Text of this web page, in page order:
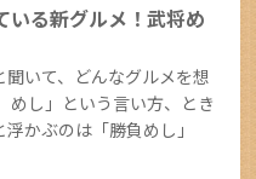
いる新グルメ！武将め
いて、どんなグルメを想
し」という言い方、とき
かぶのは「勝負めし」